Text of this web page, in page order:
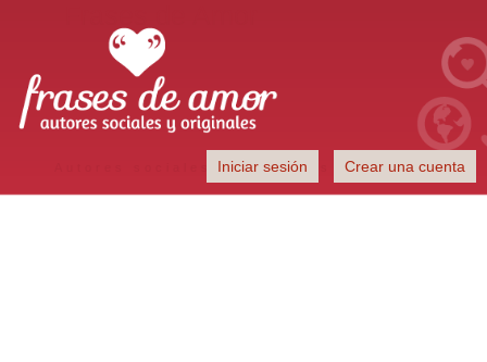
Autores sociales y originales
Iniciar sesión Crear una cuenta